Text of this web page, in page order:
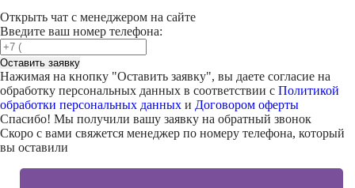
Открыть чат с менеджером на сайте
Введите ваш номер телефона:
Оставить заявку
Нажимая на кнопку "Оставить заявку", вы даете согласие на
обработку персональных данных в соответствии с Политикой
обработки персональных данных и Договором оферты
Спасибо! Мы получили вашу заявку на обратный звонок
Скоро с вами свяжется менеджер по номеру телефона, который
вы оставили